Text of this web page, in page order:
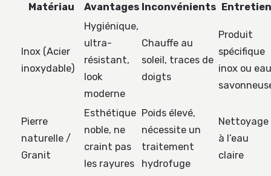
Matériau Avantages Inconvénients Entretien
Inox (Acier
inoxydable)
Hygiénique,
ultra-
résistant,
look
moderne
Chauffe au
soleil, traces de
doigts
Produit
spécifique
inox ou eau
Pierre
naturelle /
Granit
Esthétique
noble, ne
craint pas
les rayures
Poids élevé,
nécessite un
traitement
hydrofuge
Nettoyage
à l’eau
claire